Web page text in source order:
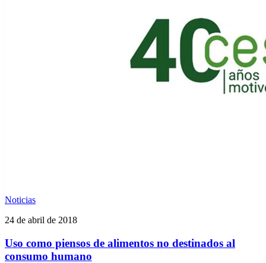
Noticias
24 de abril de 2018
Uso como piensos de alimentos no destinados al
consumo humano